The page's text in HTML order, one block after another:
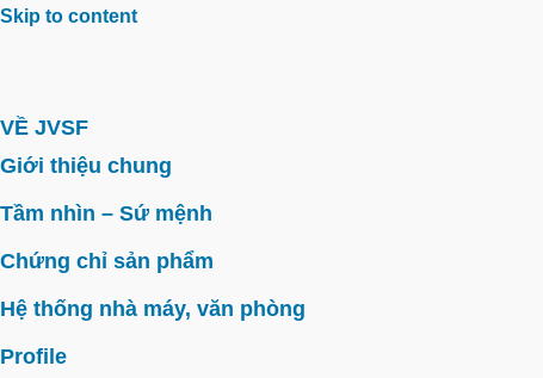
Skip to content
VỀ JVSF
Giới thiệu chung
Tầm nhìn – Sứ mệnh
Chứng chỉ sản phẩm
Hệ thống nhà máy, văn phòng
Profile